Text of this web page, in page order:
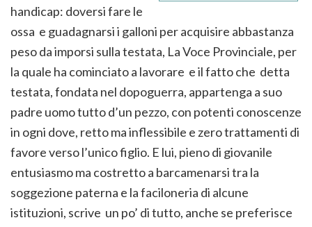
handicap: doversi fare le
ossa e guadagnarsi i galloni per acquisire abbastanza
peso da imporsi sulla testata, La Voce Provinciale, per
la quale ha cominciato a lavorare e il fatto che detta
testata, fondata nel dopoguerra, appartenga a suo
padre uomo tutto d’un pezzo, con potenti conoscenze
in ogni dove, retto ma inflessibile e zero trattamenti di
favore verso l’unico figlio. E lui, pieno di giovanile
entusiasmo ma costretto a barcamenarsi tra la
soggezione paterna e la faciloneria di alcune
istituzioni, scrive un po’ di tutto, anche se preferisce